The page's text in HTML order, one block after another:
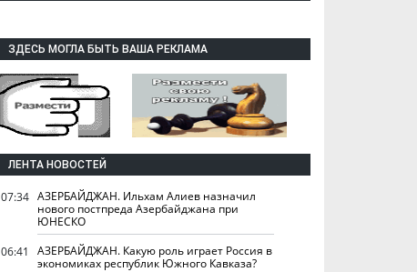
ЗДЕСЬ МОГЛА БЫТЬ ВАША РЕКЛАМА
ЛЕНТА НОВОСТЕЙ
07:34 АЗЕРБАЙДЖАН. Ильхам Алиев назначил
нового постпреда Азербайджана при
ЮНЕСКО
06:41
АЗЕРБАЙДЖАН. Какую роль играет Россия в
экономиках республик Южного Кавказа?